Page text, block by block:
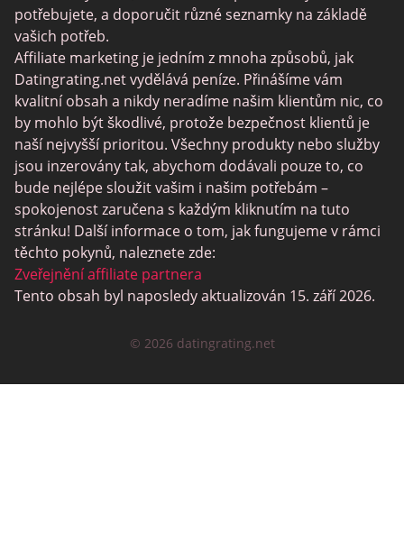
Senior Datování Lokalit
MyLOL
Gay Seznamka
Lesbické Seznamky
Černé Datování Lokalit
SugarDaddyMeet
LatinAmericanCupid
CatholicMatch
potřebujete, a doporučit různé seznamky na základě
vašich potřeb.
Affiliate marketing je jedním z mnoha způsobů, jak
Datingrating.net vydělává peníze. Přinášíme vám
kvalitní obsah a nikdy neradíme našim klientům nic, co
by mohlo být škodlivé, protože bezpečnost klientů je
naší nejvyšší prioritou. Všechny produkty nebo služby
jsou inzerovány tak, abychom dodávali pouze to, co
bude nejlépe sloužit vašim i našim potřebám –
spokojenost zaručena s každým kliknutím na tuto
stránku! Další informace o tom, jak fungujeme v rámci
těchto pokynů, naleznete zde:
Zveřejnění affiliate partnera
Tento obsah byl naposledy aktualizován 15. září 2026.
© 2026 datingrating.net